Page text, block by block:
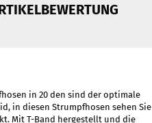
in 20 den sind der optimale
in diesen Strumpfhosen sehen Sie
Mit T-Band hergestellt und die